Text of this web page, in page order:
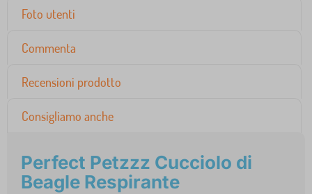
Foto utenti
Commenta
Recensioni prodotto
Consigliamo anche
Perfect Petzzz Cucciolo di
Beagle Respirante